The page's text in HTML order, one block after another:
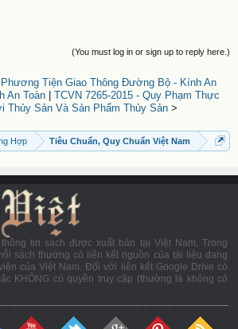
(You must log in or sign up to reply here.)
Phương Tiện Giao Thông Đường Bộ - Kính An
An Toàn| TCVN 7265-2015 - Quy Phạm Thực
Thủy Sản Và Sản Phẩm Thủy Sản>
Hợp Tiêu Chuẩn, Quy Chuẩn Việt Nam
tin sách được xuất bản tại Việt Nam. Trong
sách thường có liên kết nguồn của tài liệu đang
của Việt Nam. Đối với liên kết Google Drive có
KHÔNG có quyền truy cập (thường là không có